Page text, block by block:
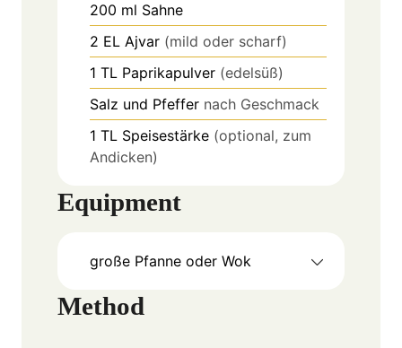
200 ml Sahne
2 EL Ajvar (mild oder scharf)
1 TL Paprikapulver (edelsüß)
Salz und Pfeffer nach Geschmack
1 TL Speisestärke (optional, zum
Andicken)
Equipment
große Pfanne oder Wok
Method